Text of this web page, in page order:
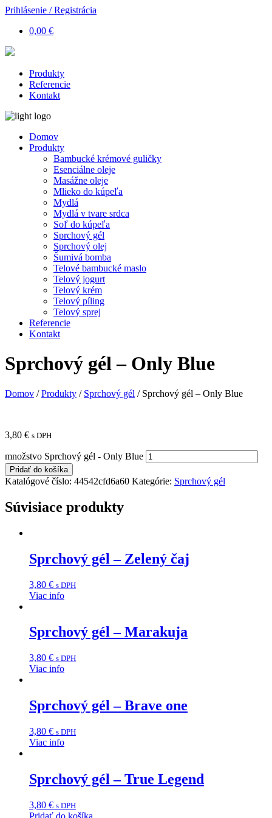
Prihlásenie / Registrácia
0,00 €
Produkty
Referencie
Kontakt
Domov
Produkty
Bambucké krémové guličky
Esenciálne oleje
Masážne oleje
Mlieko do kúpeľa
Mydlá
Mydlá v tvare srdca
Soľ do kúpeľa
Sprchový gél
Sprchový olej
Šumivá bomba
Telové bambucké maslo
Telový jogurt
Telový krém
Telový píling
Telový sprej
Referencie
Kontakt
Sprchový gél – Only Blue
Domov /Produkty / Sprchový gél / Sprchový gél – Only Blue
3,80 € s DPH
množstvo Sprchový gél - Only Blue
Pridať do košíka
Katalógové číslo: 44542cfd6a60 Kategórie: Sprchový gél
Súvisiace produkty
Sprchový gél – Zelený čaj
3,80 € s DPH
Viac info
Sprchový gél – Marakuja
3,80 € s DPH
Viac info
Sprchový gél – Brave one
3,80 € s DPH
Viac info
Sprchový gél – True Legend
3,80 € s DPH
Pridať do košíka